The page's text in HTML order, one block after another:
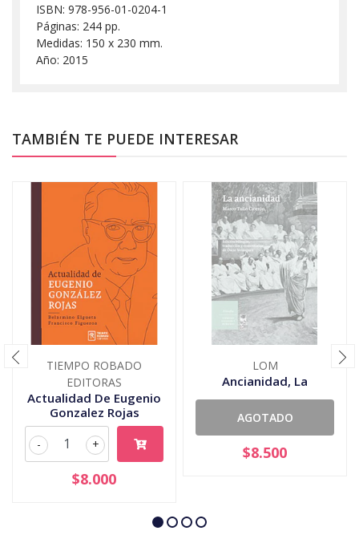
ISBN: 978-956-01-0204-1
Páginas: 244 pp.
Medidas: 150 x 230 mm.
Año: 2015
TAMBIÉN TE PUEDE INTERESAR
TIEMPO ROBADO
EDITORAS
Actualidad De Eugenio
Gonzalez Rojas
+
-
$8.000
LOM
Ancianidad, La
AGOTADO
$8.500